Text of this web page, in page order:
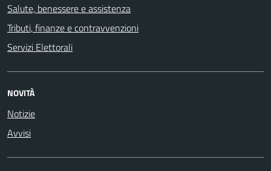
Salute, benessere e assistenza
Tributi, finanze e contravvenzioni
Servizi Elettorali
NOVITÀ
Notizie
Avvisi